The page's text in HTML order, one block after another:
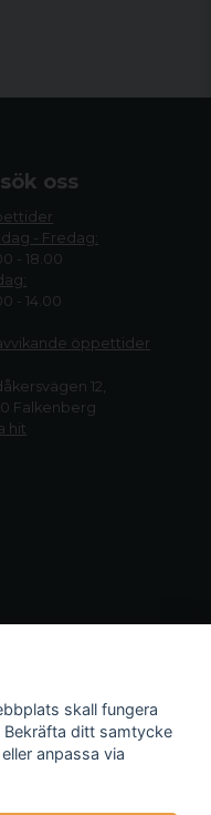
oss
- Fredag:
- 18.00
- 14.00
öppettider
12,
Falkenberg
hit
skall fungera
ditt samtycke
anpassa via